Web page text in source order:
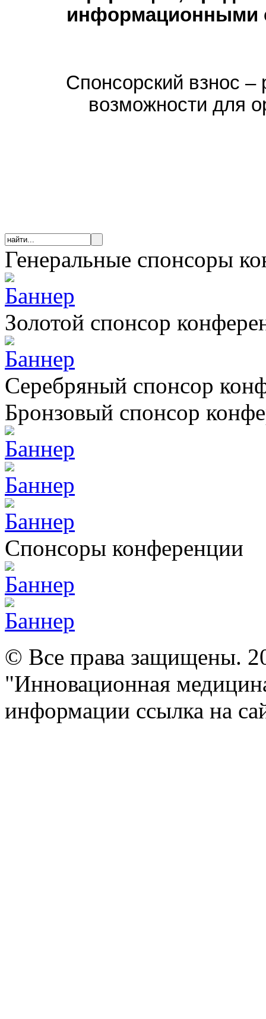
информационными
Спонсорский взнос
возможности для
Генеральные спонсоры
Золотой спонсор
Серебряный спонсор
Бронзовый спонсор
Спонсоры конференции
© Все права защищены.
"Инновационная
информации ссылка на